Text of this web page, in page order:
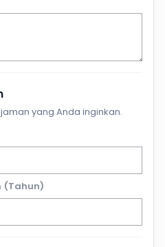
yang Anda inginkan.
(Tahun)